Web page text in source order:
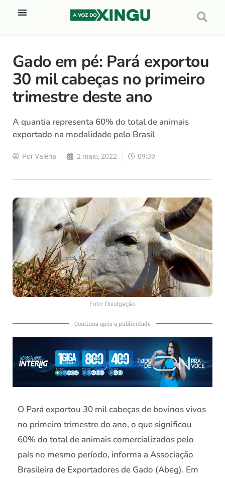
Gado em pé: Pará exportou
30 mil cabeças no primeiro
trimestre deste ano
A quantia representa 60% do total de animais
exportado na modalidade pelo Brasil
PorValéria 2 maio, 2022 09:39
Foto: Divulgação
Continua após a publicidade
O Pará exportou 30 mil cabeças de bovinos vivos
no primeiro trimestre do ano, o que significou
60% do total de animais comercializados pelo
país no mesmo período, informa a Associação
Brasileira de Exportadores de Gado (Abeg). Em